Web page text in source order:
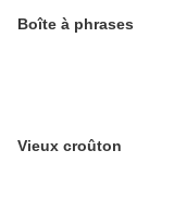
Boîte à phrases
Vieux croûton